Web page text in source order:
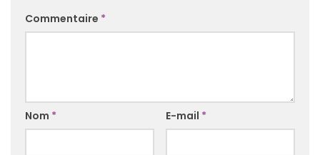
Commentaire *
Nom * E-mail *